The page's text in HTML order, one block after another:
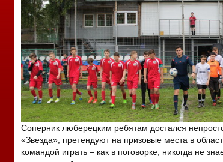
Соперник люберецким ребятам достался
«Звезда», претендуют на призовые места в
командой играть – как в поговорке, никогда не